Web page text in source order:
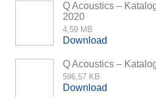
Q Acoustics –
2020
4,59 MB
Download
Q Acoustics –
596,57 KB
Download